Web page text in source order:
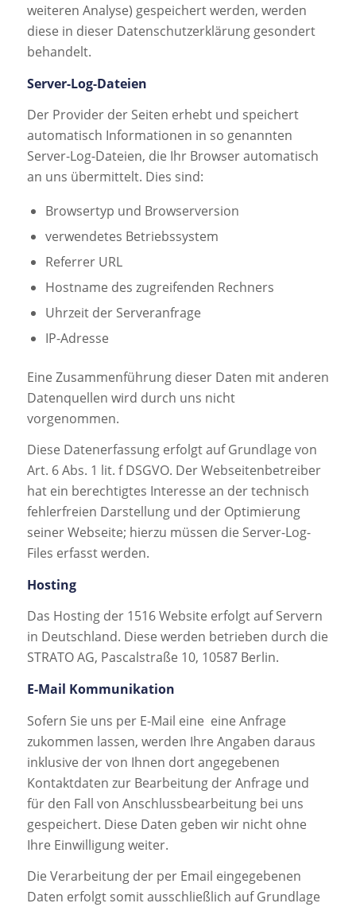
weiteren Analyse) gespeichert werden, werden
diese in dieser Datenschutzerklärung gesondert
behandelt.
Server-Log-Dateien
Der Provider der Seiten erhebt und speichert
automatisch Informationen in so genannten
Server-Log-Dateien, die Ihr Browser automatisch
an uns übermittelt. Dies sind:
Browsertyp und Browserversion
verwendetes Betriebssystem
Referrer URL
Hostname des zugreifenden Rechners
Uhrzeit der Serveranfrage
IP-Adresse
Eine Zusammenführung dieser Daten mit anderen
Datenquellen wird durch uns nicht
vorgenommen.
Diese Datenerfassung erfolgt auf Grundlage von
Art. 6 Abs. 1 lit. f DSGVO. Der Webseitenbetreiber
hat ein berechtigtes Interesse an der technisch
fehlerfreien Darstellung und der Optimierung
seiner Webseite; hierzu müssen die Server-Log-
Files erfasst werden.
Hosting
Das Hosting der 1516 Website erfolgt auf Servern
in Deutschland. Diese werden betrieben durch die
STRATO AG, Pascalstraße 10, 10587 Berlin.
E-Mail Kommunikation
Sofern Sie uns per E-Mail eine eine Anfrage
zukommen lassen, werden Ihre Angaben daraus
inklusive der von Ihnen dort angegebenen
Kontaktdaten zur Bearbeitung der Anfrage und
für den Fall von Anschlussbearbeitung bei uns
gespeichert. Diese Daten geben wir nicht ohne
Ihre Einwilligung weiter.
Die Verarbeitung der per Email eingegebenen
Daten erfolgt somit ausschließlich auf Grundlage